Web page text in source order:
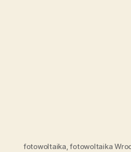
fotowoltaika,fotowoltaika